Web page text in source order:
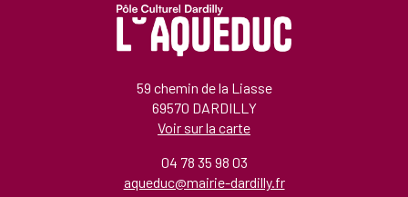
59 chemin de la Liasse
69570 DARDILLY
Voir sur la carte
04 78 35 98 03
aqueduc@mairie-dardilly.fr